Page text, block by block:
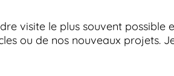
visite le plus souvent
ou de nos nouveaux projets.